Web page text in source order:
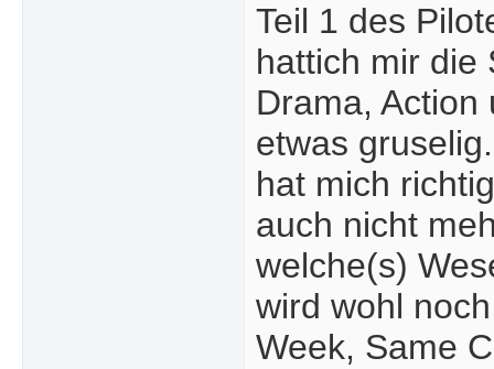
Teil 1 des
hattich mir die
Drama, Action
etwas
hat mich
auch nicht
welche(s)
wird wohl
Week, Same